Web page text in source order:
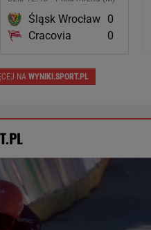
Śląsk Wrocław 0
Cracovia
0
NAWYNIKI.SPORT.PL